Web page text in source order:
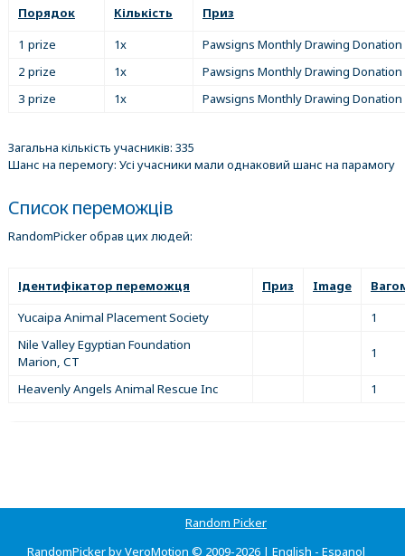
Порядок Кількість
Приз
1 prize
1x
Pawsigns Monthly Drawing Donation
2 prize
1x
Pawsigns Monthly Drawing Donation
3 prize
1x Pawsigns Monthly Drawing Donation
Загальна кількість учасників: 335
Шанс на перемогу: Усі учасники мали однаковий шанс на парамогу
Список переможців
RandomPicker обрав цих людей:
Ідентифікатор переможця Приз Image
Yucaipa Animal Placement Society
1
Nile Valley Egyptian Foundation
Marion, CT
1
Heavenly Angels Animal Rescue Inc 1
Random Picker
RandomPicker by VeroMotion © 2009-2026 | English - Espanol